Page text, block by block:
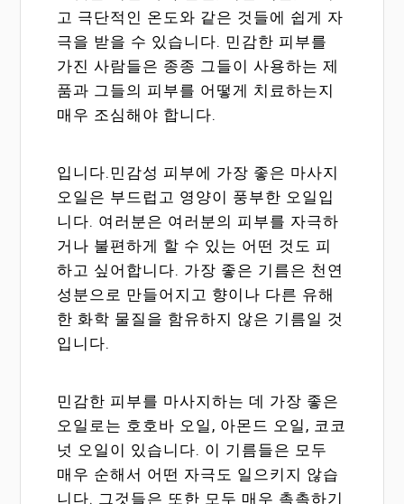
고 극단적인 온도와 같은 것들에 쉽게 자
극을 받을 수 있습니다. 민감한 피부를
가진 사람들은 종종 그들이 사용하는 제
품과 그들의 피부를 어떻게 치료하는지
매우 조심해야 합니다.
입니다.민감성 피부에 가장 좋은 마사지
오일은 부드럽고 영양이 풍부한 오일입
니다. 여러분은 여러분의 피부를 자극하
거나 불편하게 할 수 있는 어떤 것도 피
하고 싶어합니다. 가장 좋은 기름은 천연
성분으로 만들어지고 향이나 다른 유해
한 화학 물질을 함유하지 않은 기름일 것
입니다.
민감한 피부를 마사지하는 데 가장 좋은
오일로는 호호바 오일, 아몬드 오일, 코코
넛 오일이 있습니다. 이 기름들은 모두
매우 순해서 어떤 자극도 일으키지 않습
니다. 그것들은 또한 모두 매우 촉촉하기